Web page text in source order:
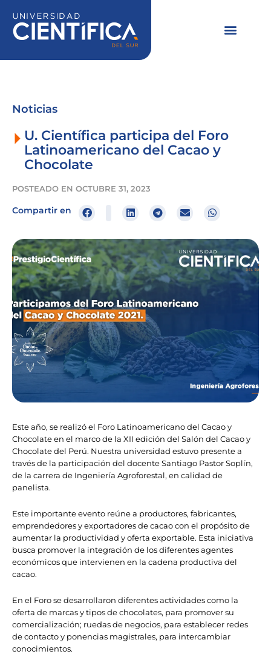
contenido
Noticias
U. Científica participa del Foro
Latinoamericano del Cacao y
Chocolate
POSTEADO EN OCTUBRE 31, 2023
Compartir en
Este año, se realizó el Foro Latinoamericano del Cacao y
Chocolate en el marco de la XII edición del Salón del Cacao y
Chocolate del Perú. Nuestra universidad estuvo presente a
través de la participación del docente Santiago Pastor Soplín,
de la carrera de Ingeniería Agroforestal, en calidad de
panelista.
Este importante evento reúne a productores, fabricantes,
emprendedores y exportadores de cacao con el propósito de
aumentar la productividad y oferta exportable. Esta iniciativa
busca promover la integración de los diferentes agentes
económicos que intervienen en la cadena productiva del
cacao.
En el Foro se desarrollaron diferentes actividades como la
oferta de marcas y tipos de chocolates, para promover su
comercialización; ruedas de negocios, para establecer redes
de contacto y ponencias magistrales, para intercambiar
conocimientos.